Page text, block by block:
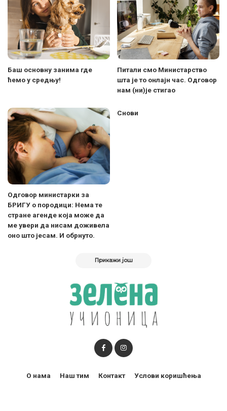
Баш основну занима где
ћемо у средњу!
Питали смо Министарство
шта је то онлајн час. Одговор
нам (ни)је стигао
Одговор министарки за
БРИГУ о породици: Нема те
стране агенде која може да
ме увери да нисам доживела
оно што јесам. И обрнуто.
Снови
Прикажи још
О нама Наш тим Контакт Услови коришћења